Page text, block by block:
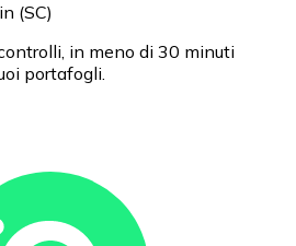
(SC)
in meno di 30 minuti
portafogli.